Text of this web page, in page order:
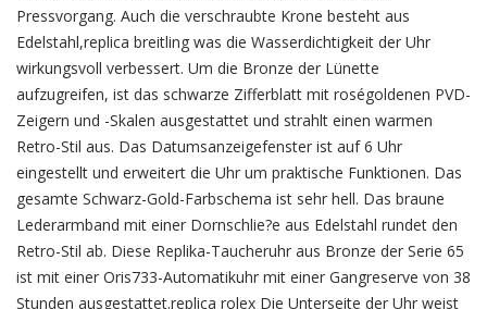
Pressvorgang. Auch die verschraubte Krone besteht aus
Edelstahl,replica breitling was die Wasserdichtigkeit der Uhr
wirkungsvoll verbessert. Um die Bronze der Lünette
aufzugreifen, ist das schwarze Zifferblatt mit roségoldenen PVD-
Zeigern und -Skalen ausgestattet und strahlt einen warmen
Retro-Stil aus. Das Datumsanzeigefenster ist auf 6 Uhr
eingestellt und erweitert die Uhr um praktische Funktionen. Das
gesamte Schwarz-Gold-Farbschema ist sehr hell. Das braune
Lederarmband mit einer Dornschlie?e aus Edelstahl rundet den
Retro-Stil ab. Diese Replika-Taucheruhr aus Bronze der Serie 65
ist mit einer Oris733-Automatikuhr mit einer Gangreserve von 38
Stunden ausgestattet.replica rolex Die Unterseite der Uhr weist